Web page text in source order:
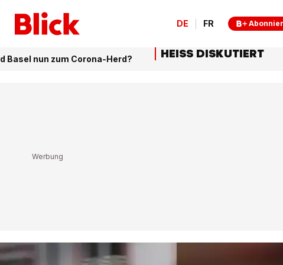
DE FR
Basel nun zum Corona-Herd? HEISS DISKUTIERT